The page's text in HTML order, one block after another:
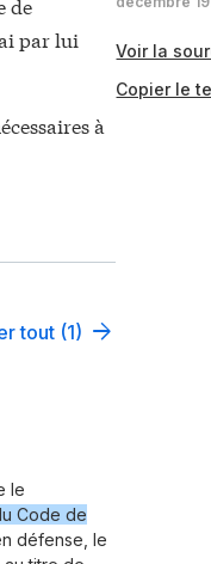
par lui
à
Voir la
Copier le
tout (1)
le
Code de
défense, le